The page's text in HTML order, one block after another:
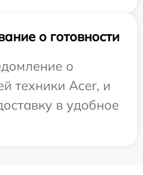
о готовности
о
техники Acer, и
в удобное